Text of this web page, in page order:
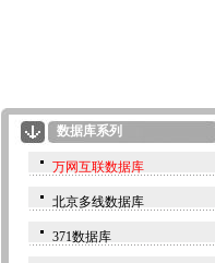
数据库系列
万网互联数据库
北京多线数据库
371数据库